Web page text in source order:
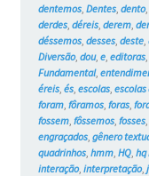
dentemos, Dentes, dento,
derdes, déreis, derem,
déssemos, desses, deste,
Diversão, dou, e, editoras,
Fundamental,
éreis, és, escolas, escolas
foram, fôramos, foras,
fossem, fôssemos, fosses,
engraçados, gênero
quadrinhos, hmm, HQ, hq
interação, interpretação,